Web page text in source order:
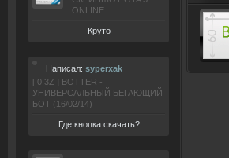
ONLINE
Круто
Написал: syperxak
[ 0.3Z ] BOTTER -
УНИВЕРСАЛЬНЫЙ БЕГАЮЩИЙ
БОТ (16/02/14)
Где кнопка скачать?